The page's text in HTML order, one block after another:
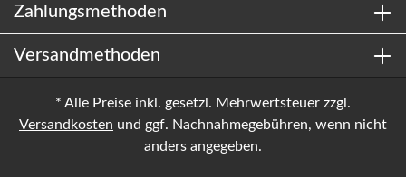
Zahlungsmethoden
Versandmethoden
* Alle Preise inkl. gesetzl. Mehrwertsteuer zzgl.
Versandkosten und ggf. Nachnahmegebühren, wenn nicht
anders angegeben.